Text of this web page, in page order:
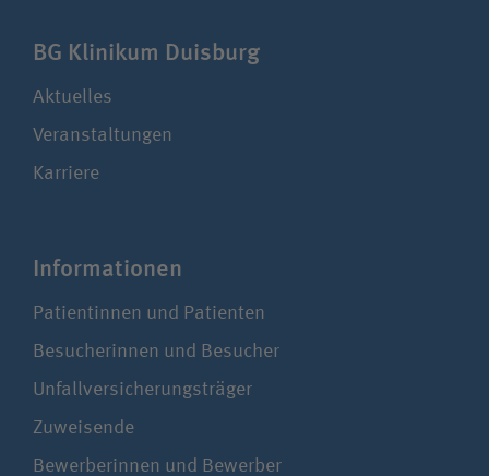
BG Klinikum Duisburg
Aktuelles
Veranstaltungen
Karriere
Infor­ma­tionen
Patientinnen und Patienten
Besucherinnen und Besucher
Unfallversicherungsträger
Zuweisende
Bewerberinnen und Bewerber